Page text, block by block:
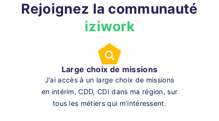
Rejoignez la communauté
iziwork
Large choix de missions
J’ai accès à un large choix de missions
en intérim, CDD, CDI dans ma région, sur
tous les métiers qui m’intéressent.